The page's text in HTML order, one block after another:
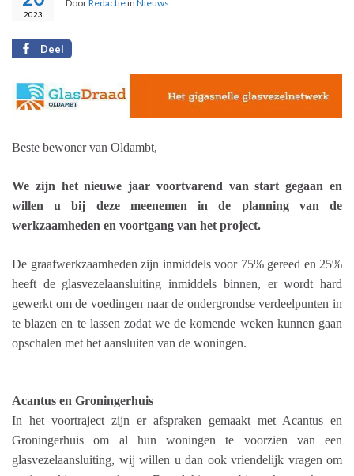
2023
DoorRedactiein Nieuws
Deel
Beste bewoner van Oldambt,
We zijn het nieuwe jaar voortvarend van start gegaan en
willen u bij deze meenemen in de planning van de
werkzaamheden en voortgang van het project.
De graafwerkzaamheden zijn inmiddels voor 75% gereed en 25%
heeft de glasvezelaansluiting inmiddels binnen, er wordt hard
gewerkt om de voedingen naar de ondergrondse verdeelpunten in
te blazen en te lassen zodat we de komende weken kunnen gaan
opschalen met het aansluiten van de woningen.
Acantus en Groningerhuis
In het voortraject zijn er afspraken gemaakt met Acantus en
Groningerhuis om al hun woningen te voorzien van een
glasvezelaansluiting, wij willen u dan ook vriendelijk vragen om